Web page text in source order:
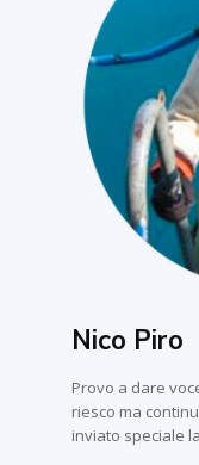
Nico Piro
Provo a dare
riesco ma
inviato speciale